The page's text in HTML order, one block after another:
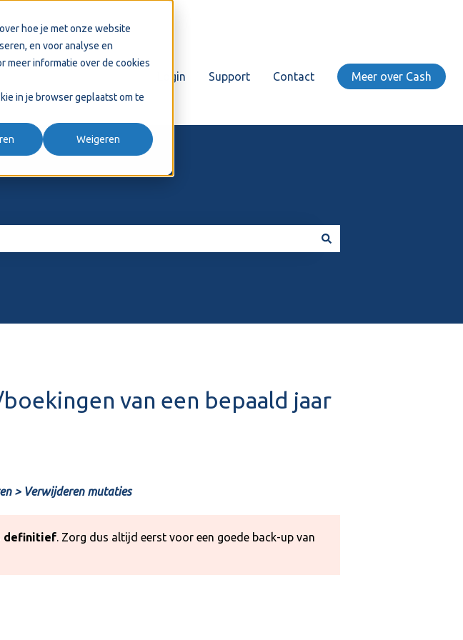
hoe je met onze website
en voor analyse en
meer informatie over de cookies
in je browser geplaatst om te
Weigeren
Login Support Contact Meer over Cash
van een bepaald jaar
> Verwijderen mutaties
definitief. Zorg dus altijd eerst voor een goede back-up van